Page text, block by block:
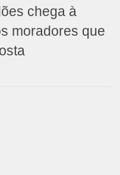
chega à
moradores que